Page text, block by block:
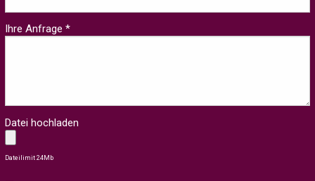
Ihre Anfrage *
Datei hochladen
Dateilimit 24Mb